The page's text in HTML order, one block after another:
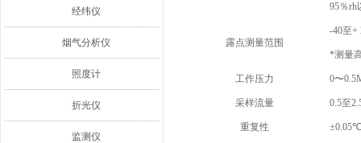
经纬仪
烟气分析仪
照度计
折光仪
监测仪
95％rh
露点测量范围
-40至
*测量
工作压力 0〜
采样流量 0.5至
重复性